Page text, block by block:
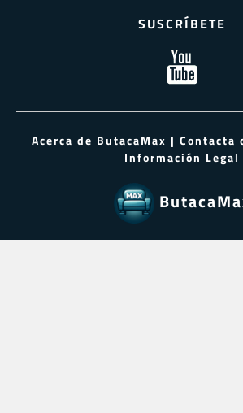
SUSCRÍBETE
Acerca de ButacaMax | Contacta
Información Legal